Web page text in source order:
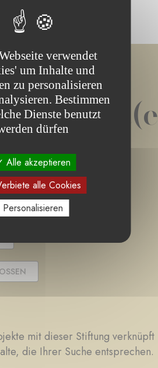
AUSSCHREIBUNG
mit dieser Stiftung verknüpft
die Ihrer Suche entsprechen.
verwendet
um Inhalte und
zu personalisieren
Bestimmen
Dienste benutzt
dürfen
Alle akzeptieren
alle Cookies
Personalisieren